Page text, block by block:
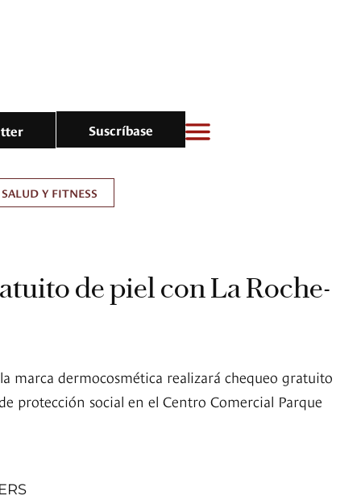
Suscríbase
SALUD Y FITNESS
de piel con La Roche-
marca dermocosmética realizará chequeo gratuito
protección social en el Centro Comercial Parque